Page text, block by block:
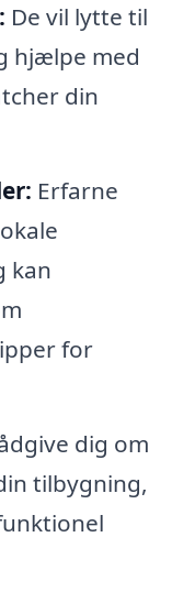
De vil lytte til
hjælpe med
din
Erfarne
kan
for
dig om
tilbygning,